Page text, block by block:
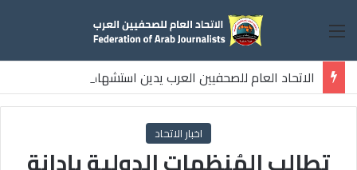
القائمة
الاتحاد العام للصحفيين العرب يدين استشهاد
ثلاثة صحفيين فلسطينيين باستهداف إسرائيلي وسط قطاع غزة
اخبار الاتحاد